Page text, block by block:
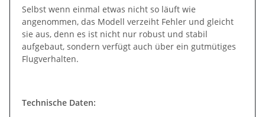
Selbst wenn einmal etwas nicht so läuft wie
angenommen, das Modell verzeiht Fehler und gleicht
sie aus, denn es ist nicht nur robust und stabil
aufgebaut, sondern verfügt auch über ein gutmütiges
Flugverhalten.
Technische Daten: